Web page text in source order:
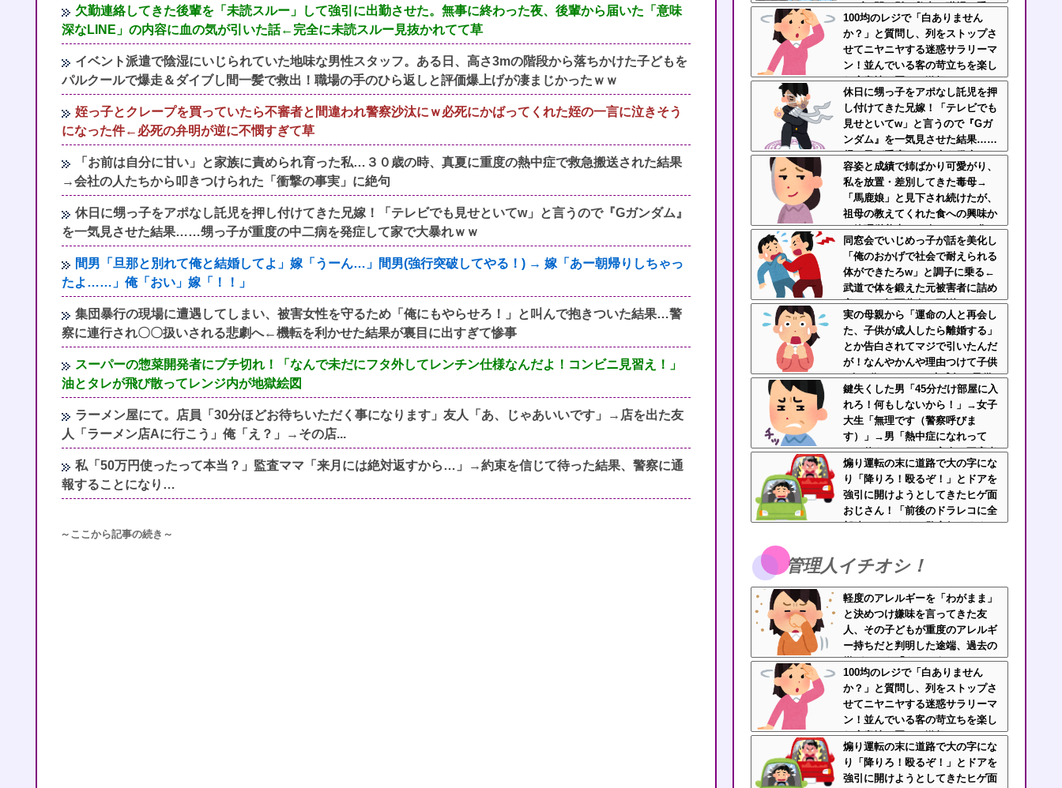
欠勤連絡してきた後輩を「未読スルー」して強引に出勤させた。無事に終わった夜、後輩から届いた「意味
深なLINE」の内容に血の気が引いた話←完全に未読スルー見抜かれてて草
イベント派遣で陰湿にいじられていた地味な男性スタッフ。ある日、高さ3mの階段から落ちかけた子どもを
パルクールで爆走＆ダイブし間一髪で救出！職場の手のひら返しと評価爆上げが凄まじかったｗｗ
姪っ子とクレープを買っていたら不審者と間違われ警察沙汰にｗ必死にかばってくれた姪の一言に泣きそう
になった件←必死の弁明が逆に不憫すぎて草
「お前は自分に甘い」と家族に責められ育った私…３０歳の時、真夏に重度の熱中症で救急搬送された結果
→会社の人たちから叩きつけられた「衝撃の事実」に絶句
休日に甥っ子をアポなし託児を押し付けてきた兄嫁！「テレビでも見せといてw」と言うので『Gガンダム』
を一気見させた結果……甥っ子が重度の中二病を発症して家で大暴れｗｗ
間男「旦那と別れて俺と結婚してよ」嫁「うーん…」間男(強行突破してやる！) → 嫁「あー朝帰りしちゃっ
たよ……」俺「おい」嫁「！！」
集団暴行の現場に遭遇してしまい、被害女性を守るため「俺にもやらせろ！」と叫んで抱きついた結果…警
察に連行され〇〇扱いされる悲劇へ←機転を利かせた結果が裏目に出すぎて惨事
スーパーの惣菜開発者にブチ切れ！「なんで未だにフタ外してレンチン仕様なんだよ！コンビニ見習え！」
油とタレが飛び散ってレンジ内が地獄絵図
ラーメン屋にて。店員「30分ほどお待ちいただく事になります」友人「あ、じゃあいいです」→店を出た友
人「ラーメン店Aに行こう」俺「え？」→その店...
私「50万円使ったって本当？」監査ママ「来月には絶対返すから…」→約束を信じて待った結果、警察に通
報することになり…
～ここから記事の続き～
イブし間一髪で救出！職場の手の
ひら返しと評価爆上げが凄まじか
ったｗｗ
100均のレジで「白ありません
か？」と質問し、列をストップさ
せてニヤニヤする迷惑サラリーマ
ン！並んでいる客の苛立ちを楽し
む底意地の悪さに激怒
休日に甥っ子をアポなし託児を押
し付けてきた兄嫁！「テレビでも
見せといてw」と言うので『Gガ
ンダム』を一気見させた結果……
甥っ子が重度の中二病を発症して
家で大暴れｗｗ
容姿と成績で姉ばかり可愛がり、
私を放置・差別してきた毒母→
「馬鹿娘」と見下され続けたが、
祖母の教えてくれた食への興味か
ら管理栄養士に→今はニート化し
た姉と毒母に幸せな姿を見せつけ
てるｗｗｗ
同窓会でいじめっ子が話を美化し
「俺のおかげで社会で耐えられる
体ができたろw」と調子に乗る←
武道で体を鍛えた元被害者に詰め
寄られて顔面蒼白で平謝りｗｗｗ
実の母親から「運命の人と再会し
た、子供が成人したら離婚する」
とか告白されてマジで引いたんだ
が！なんやかんや理由つけて子供
4人も作っておいて未成年の子供
に言う話かよ！
鍵失くした男「45分だけ部屋に入
れろ！何もしないから！」→女子
大生「無理です（警察呼びま
す）」→男「熱中症になれって
か！使えないな！」完全に不審者
で草ｗｗｗ
煽り運転の末に道路で大の字にな
り「降りろ！殴るぞ！」とドアを
強引に開けようとしてきたヒゲ面
おじさん！「前後のドラレコに全
部映ってますよ？警察行きます
管理人イチオシ！
軽度のアレルギーを「わがまま」
と決めつけ嫌味を言ってきた友
人、その子どもが重度のアレルギ
ー持ちだと判明した途端、過去の
嫌がらせを「えーそうだったっ
け？」と白々しくスルー
100均のレジで「白ありません
か？」と質問し、列をストップさ
せてニヤニヤする迷惑サラリーマ
ン！並んでいる客の苛立ちを楽し
む底意地の悪さに激怒
煽り運転の末に道路で大の字にな
り「降りろ！殴るぞ！」とドアを
強引に開けようとしてきたヒゲ面